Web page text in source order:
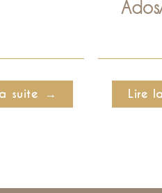
suite Lire